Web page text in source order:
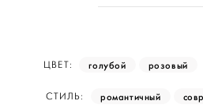
ЦВЕТ: голубой розовый
СТИЛЬ: романтичный